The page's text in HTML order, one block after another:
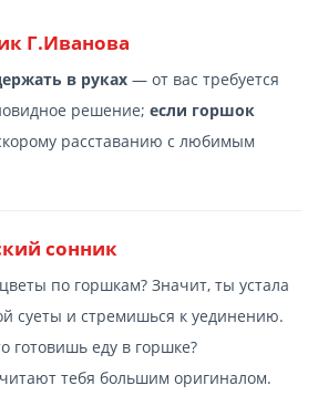
Г.Иванова
в руках — от вас требуется
решение; если горшок
расставанию с любимым
сонник
по горшкам? Значит, ты устала
суеты и стремишься к уединению.
готовишь еду в горшке?
тебя большим оригиналом.